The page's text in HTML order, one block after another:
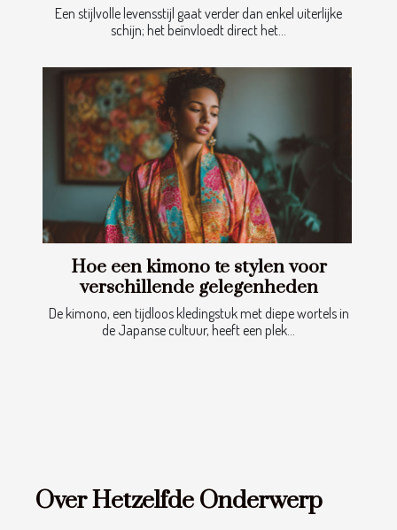
Een stijlvolle levensstijl gaat verder dan enkel uiterlijke
schijn; het beïnvloedt direct het...
Hoe een kimono te stylen voor
verschillende gelegenheden
De kimono, een tijdloos kledingstuk met diepe wortels in
de Japanse cultuur, heeft een plek...
Over Hetzelfde Onderwerp